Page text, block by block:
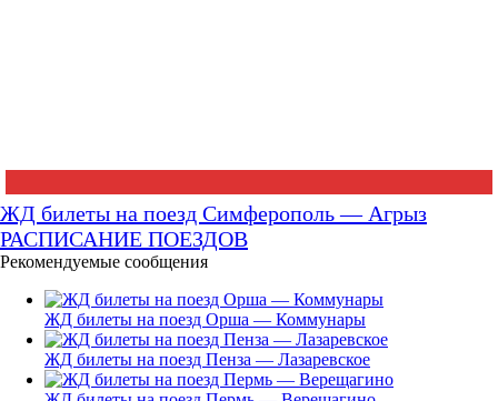
ЖД билеты на поезд Симферополь — Агрыз
РАСПИСАНИЕ ПОЕЗДОВ
Рекомендуемые сообщения
ЖД билеты на поезд Орша — Коммунары
ЖД билеты на поезд Пенза — Лазаревское